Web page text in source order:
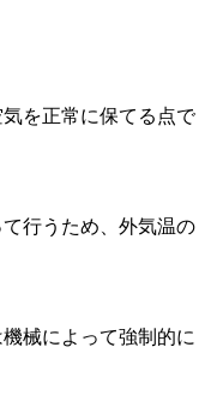
を正常に保てる点で
行うため、外気温の
械によって強制的に